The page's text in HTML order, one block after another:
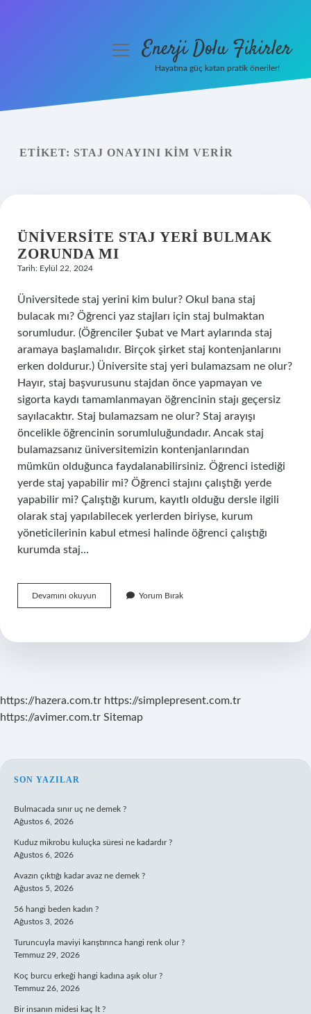
Yasal Uyarı
menüyüEnerji Dolu Fikirler
Hayatına güç katan pratik öneriler!
ETIKET: STAJ ONAYINI KIM VERIR
ÜNIVERSITE STAJ YERI BULMAK
ZORUNDA MI
Tarih: Eylül 22, 2024
Üniversitede staj yerini kim bulur? Okul bana staj
bulacak mı? Öğrenci yaz stajları için staj bulmaktan
sorumludur. (Öğrenciler Şubat ve Mart aylarında staj
aramaya başlamalıdır. Birçok şirket staj kontenjanlarını
erken doldurur.) Üniversite staj yeri bulamazsam ne olur?
Hayır, staj başvurusunu stajdan önce yapmayan ve
sigorta kaydı tamamlanmayan öğrencinin stajı geçersiz
sayılacaktır. Staj bulamazsam ne olur? Staj arayışı
öncelikle öğrencinin sorumluluğundadır. Ancak staj
bulamazsanız üniversitemizin kontenjanlarından
mümkün olduğunca faydalanabilirsiniz. Öğrenci istediği
yerde staj yapabilir mi? Öğrenci stajını çalıştığı yerde
yapabilir mi? Çalıştığı kurum, kayıtlı olduğu dersle ilgili
olarak staj yapılabilecek yerlerden biriyse, kurum
yöneticilerinin kabul etmesi halinde öğrenci çalıştığı
kurumda staj…
Devamını okuyun Üniversite
Staj
Zorunda
Yorum Bırak
https://hazera.com.tr https://simplepresent.com.tr
https://avimer.com.tr Sitemap
SIDEBAR
SON YAZILAR
Bulmacada sınır uç ne demek ?
Ağustos 6, 2026
Kuduz mikrobu kuluçka süresi ne kadardır ?
Ağustos 6, 2026
Avazın çıktığı kadar avaz ne demek ?
Ağustos 5, 2026
56 hangi beden kadın ?
Ağustos 3, 2026
Turuncuyla maviyi karıştırınca hangi renk olur ?
Temmuz 29, 2026
Koç burcu erkeği hangi kadına aşık olur ?
Temmuz 26, 2026
Bir insanın midesi kaç lt ?